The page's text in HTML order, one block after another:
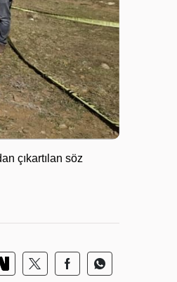
çıkartılan söz